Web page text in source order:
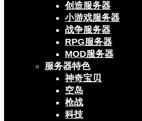
创造服务器
小游戏服务器
战争服务器
RPG服务器
MOD服务器
服务器特色
神奇宝贝
空岛
枪战
科技